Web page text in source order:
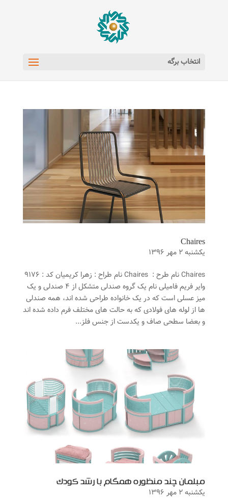
انتخاب برگه
Chaires
یکشنبه ۲ مهر ۱۳۹۶
Chaires نام طرح : Chaires نام طراح : زهرا کریمیان کد : ۹۱۷۶
وایر فریم فامیلی نام یک گروه صندلی متشکل از ۴ صندلی و یک
میز عسلی است که در یک خانواده طراحی شده اند، همه صندلی
ها از لوله های فولادی که به حالت های مختلف فرم داده شده اند
و بعضا سطحی صاف و یکدست از جنس فلز...
مبلمان چند منظوره همگام با رشد کودک
یکشنبه ۲ مهر ۱۳۹۶